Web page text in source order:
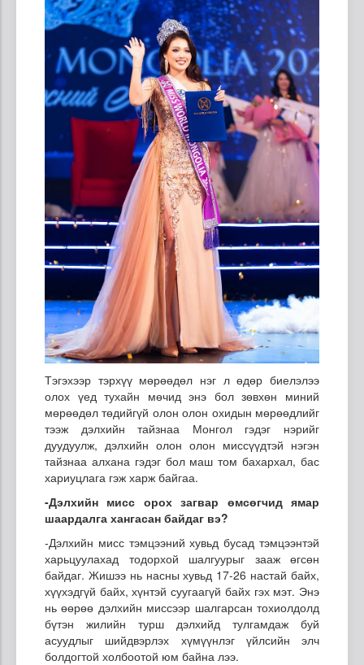
Тэгэхээр тэрхүү мөрөөдөл нэг л өдөр биелэлээ
олох үед тухайн мөчид энэ бол зөвхөн миний
мөрөөдөл төдийгүй олон олон охидын мөрөөдлийг
тээж дэлхийн тайзнаа Монгол гэдэг нэрийг
дуудуулж, дэлхийн олон олон миссүүдтэй нэгэн
тайзнаа алхана гэдэг бол маш том бахархал, бас
хариуцлага гэж харж байгаа.
-Дэлхийн мисс орох загвар өмсөгчид ямар
шаардалга хангасан байдаг вэ?
-Дэлхийн мисс тэмцээний хувьд бусад тэмцээнтэй
харьцуулахад тодорхой шалгуурыг зааж өгсөн
байдаг. Жишээ нь насны хувьд 17-26 настай байх,
хүүхэдгүй байх, хүнтэй суугаагүй байх гэх мэт. Энэ
нь өөрөө дэлхийн миссээр шалгарсан тохиолдолд
бүтэн жилийн турш дэлхийд тулгамдаж буй
асуудлыг шийдвэрлэх хүмүүнлэг үйлсийн элч
болдогтой холбоотой юм байна лээ.